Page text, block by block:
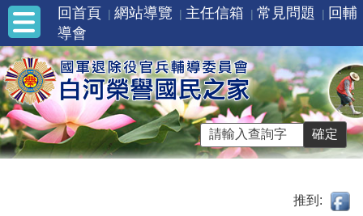
回首頁 網站導覽 主任信箱 常見問題
回輔
導會
推到: